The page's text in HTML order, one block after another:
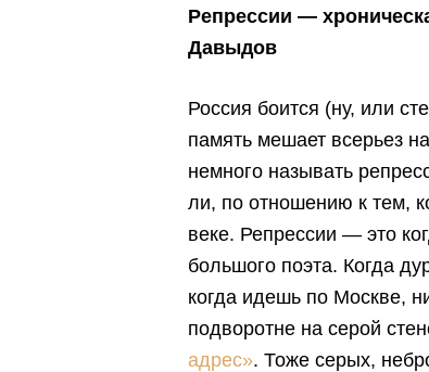
Репрессии —
Давыдов
Россия боится (ну, или
память мешает всерьез
немного называть
ли, по отношению к тем,
веке. Репрессии — это
большого поэта. Когда
когда идешь по Москве,
подворотне на серой
адрес». Тоже серых,